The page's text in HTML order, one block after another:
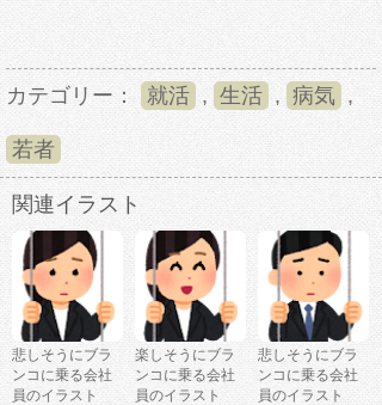
カテゴリー： 就活 , 生活 , 病気 ,
若者
関連イラスト
悲しそうにブラ
ンコに乗る会社
員のイラスト
楽しそうにブラ
ンコに乗る会社
員のイラスト
悲しそうにブラ
ンコに乗る会社
員のイラスト